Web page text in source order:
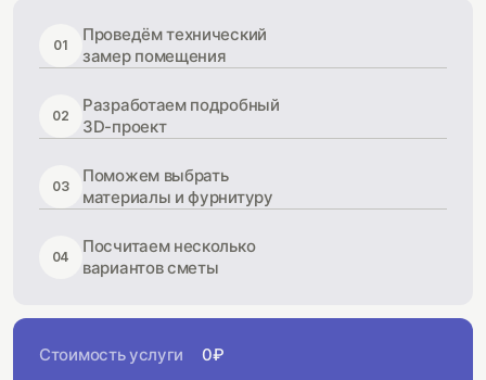
01
Проведём технический
замер помещения
02
Разработаем подробный
3D-проект
03
Поможем выбрать
материалы и фурнитуру
04
Посчитаем несколько
вариантов сметы
Стоимость услуги 0₽